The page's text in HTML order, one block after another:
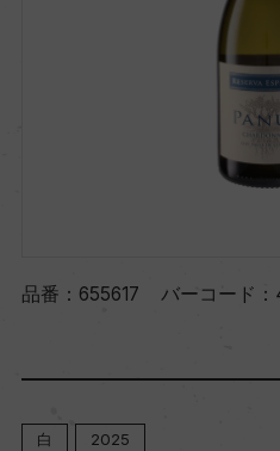
品番： 655617 バーコード：
白 2025